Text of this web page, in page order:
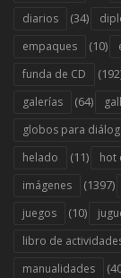
diarios (34)
empaques (10)
funda de CD
galerías (64)
globos para
helado (11) hot
imágenes (1397)
juegos (10)
libro de
manualidades